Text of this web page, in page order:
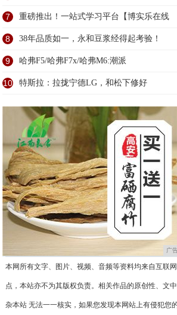
7 重磅推出！一站式学习平台【博实乐在线
8 38年品质如一，永和豆浆经得起考验！
9 哈弗F5/哈弗F7x/哈弗M6:潮派
10 特斯拉：拉拢宁德LG，和松下修好
广
本网所有文字、图片、视频、音频等资料均来自互联
点，本站亦不为其版权负责。相关作品的原创性、文
杂本站 无法一一核实，如果您发现本网站上有侵犯您